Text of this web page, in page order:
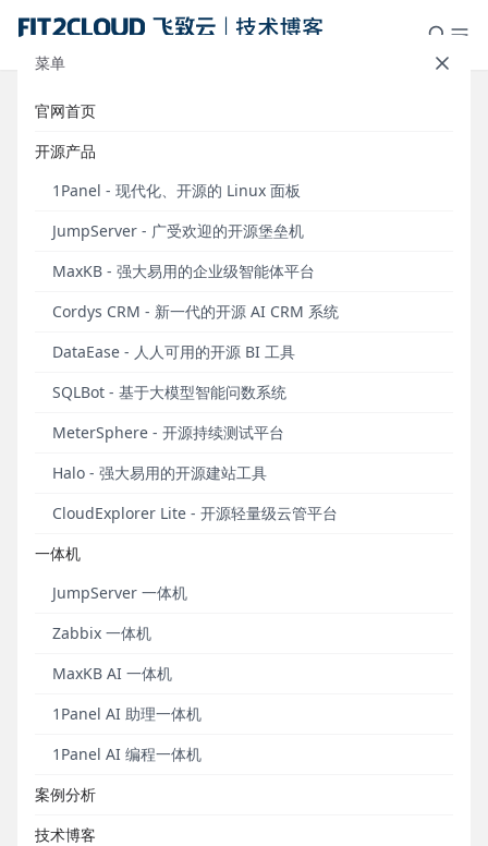
菜单
官网首页
开源产品
1Panel - 现代化、开源的 Linux 面板
JumpServer - 广受欢迎的开源堡垒机
MaxKB - 强大易用的企业级智能体平台
Cordys CRM - 新一代的开源 AI CRM 系统
DataEase - 人人可用的开源 BI 工具
SQLBot - 基于大模型智能问数系统
MeterSphere - 开源持续测试平台
Halo - 强大易用的开源建站工具
CloudExplorer Lite - 开源轻量级云管平台
一体机
JumpServer 一体机
Zabbix 一体机
MaxKB AI 一体机
1Panel AI 助理一体机
1Panel AI 编程一体机
案例分析
技术博客
重要通知丨DataEase漏洞通知及修
复方案（DE-2025.06.30）
工具存在安全漏洞，并向DataEase开源项目组进行上
报。此次发现的漏洞为：
■DataEase H2数据源存在远程代码执行漏洞，CVE
https://github.com/dataease/dataease/security/ad
visories/GHSA-x97w-69ff-r55q
■DataEase Redshift数据源JDBC参数存在绕过漏
https://github.com/dataease/dataease/security/ad
visories/GHSA-mfg2-qr5c-99pp
DataEase PostgreSQL数据源JDBC参数存在绕过
https://github.com/dataease/dataease/security/ad
visories/GHSA-99c4-h4fq-r23v
DataEase PostgreSQL和Redshift数据源JDBC参
数存在绕过漏洞，CVE编号为CVE-2025-53006。漏
https://github.com/dataease/dataease/security/ad